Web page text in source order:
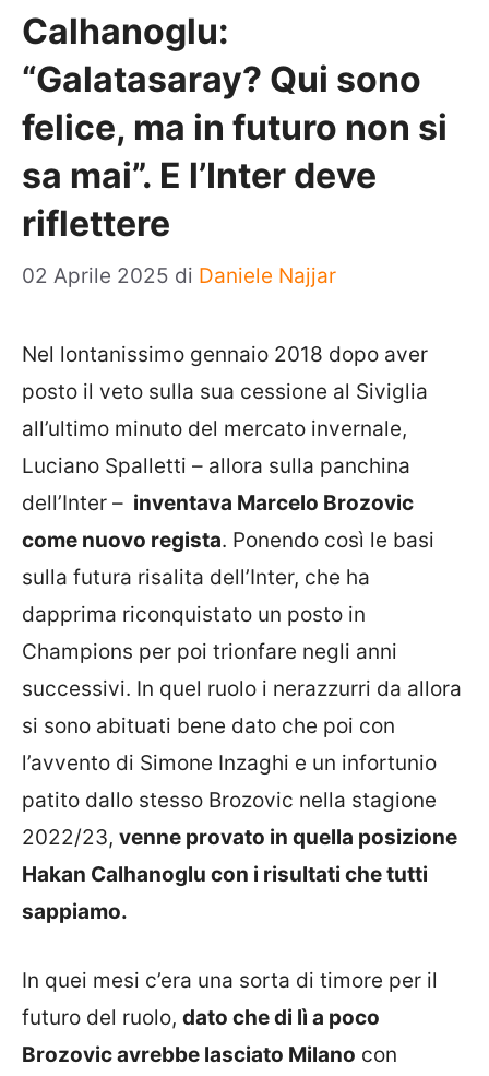
Calhanoglu:
“Galatasaray? Qui sono
felice, ma in futuro non si
sa mai”. E l’Inter deve
riflettere
02 Aprile 2025 di Daniele Najjar
Nel lontanissimo gennaio 2018 dopo aver
posto il veto sulla sua cessione al Siviglia
all’ultimo minuto del mercato invernale,
Luciano Spalletti – allora sulla panchina
dell’Inter – inventava Marcelo Brozovic
come nuovo regista. Ponendo così le basi
sulla futura risalita dell’Inter, che ha
dapprima riconquistato un posto in
Champions per poi trionfare negli anni
successivi. In quel ruolo i nerazzurri da allora
si sono abituati bene dato che poi con
l’avvento di Simone Inzaghi e un infortunio
patito dallo stesso Brozovic nella stagione
2022/23, venne provato in quella posizione
Hakan Calhanoglu con i risultati che tutti
sappiamo.
In quei mesi c’era una sorta di timore per il
futuro del ruolo, dato che di lì a poco
Brozovic avrebbe lasciato Milano con